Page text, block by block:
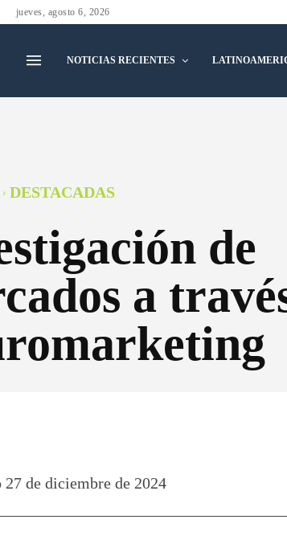
jueves, agosto 6, 2026
NOTICIAS RECIENTES
DESTACADAS
de
a
de diciembre de 2024